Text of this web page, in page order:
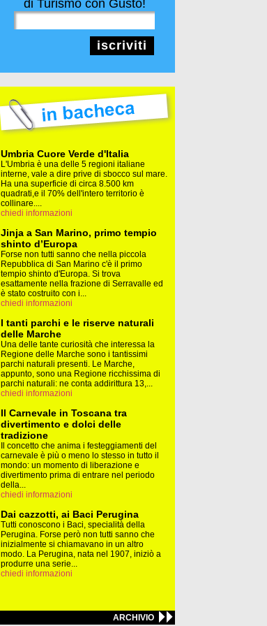
di Turismo con Gusto!
iscriviti
Umbria Cuore Verde d'Italia
L'Umbria è una delle 5 regioni italiane
interne, vale a dire prive di sbocco sul mare.
Ha una superficie di circa 8.500 km
quadrati,e il 70% dell'intero territorio è
collinare....
chiedi informazioni
Jinja a San Marino, primo tempio
shinto d’Europa
Forse non tutti sanno che nella piccola
Repubblica di San Marino c'è il primo
tempio shinto d'Europa. Si trova
esattamente nella frazione di Serravalle ed
è stato costruito con i...
chiedi informazioni
I tanti parchi e le riserve naturali
delle Marche
Una delle tante curiosità che interessa la
Regione delle Marche sono i tantissimi
parchi naturali presenti. Le Marche,
appunto, sono una Regione ricchissima di
parchi naturali: ne conta addirittura 13,...
chiedi informazioni
Il Carnevale in Toscana tra
divertimento e dolci delle
tradizione
Il concetto che anima i festeggiamenti del
carnevale è più o meno lo stesso in tutto il
mondo: un momento di liberazione e
divertimento prima di entrare nel periodo
della...
chiedi informazioni
Dai cazzotti, ai Baci Perugina
Tutti conoscono i Baci, specialità della
Perugina. Forse però non tutti sanno che
inizialmente si chiamavano in un altro
modo. La Perugina, nata nel 1907, iniziò a
produrre una serie...
chiedi informazioni
ARCHIVIO